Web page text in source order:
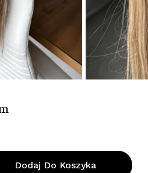
Dodaj Do Koszyka